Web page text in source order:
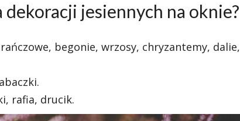
dekoracji jesiennych na oknie?
begonie, wrzosy, chryzantemy, dalie,
rafia, drucik.